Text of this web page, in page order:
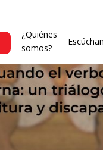
¿Quiénes
somos?